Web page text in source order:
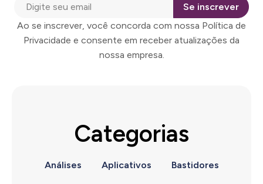
Se inscrever
Ao se inscrever, você concorda com nossa Política de
Privacidade e consente em receber atualizações da
nossa empresa.
Categorias
Análises Aplicativos Bastidores